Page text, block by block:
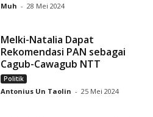
Muh - 28 Mei 2024
Melki-Natalia Dapat
Rekomendasi PAN sebagai
Cagub-Cawagub NTT
Politik
Antonius Un Taolin - 25 Mei 2024